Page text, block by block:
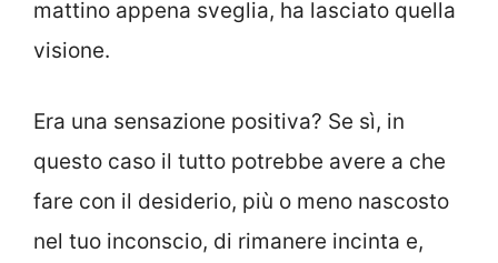
mattino appena sveglia, ha lasciato quella
visione.
Era una sensazione positiva? Se sì, in
questo caso il tutto potrebbe avere a che
fare con il desiderio, più o meno nascosto
nel tuo inconscio, di rimanere incinta e,